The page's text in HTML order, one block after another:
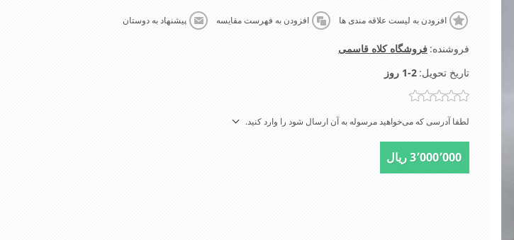
افزودن به لیست علاقه مندی ها افزودن به فهرست مقایسه پیشنهاد به دوستان
فروشنده: فروشگاه کلاه قاسمی
تاریخ تحویل: 1-2 روز
لطفا آدرسی که می‌خواهید مرسوله به آن ارسال شود را وارد کنید.
3٬000٬000 ریال